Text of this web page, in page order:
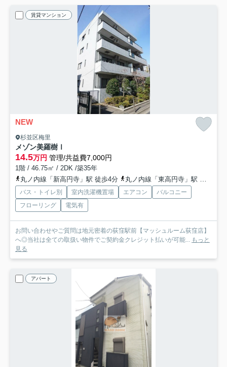
賃貸マンション
NEW
杉並区梅里
メゾン美羅樹Ⅰ
14.5万円 管理/共益費7,000円
1階 / 46.75㎡ / 2DK /築35年
丸ノ内線「新高円寺」駅 徒歩4分
丸ノ内線「東高円寺」駅 徒歩9分
バス・トイレ別 室内洗濯機置場 エアコン
バルコニー
フローリング
電気有
お問い合わせやご質問は地元密着の荻窪駅前【マッシュルーム荻窪店】
へ◎当社は全ての取扱い物件でご契約金クレジット払いが可能... もっと
見る
アパート